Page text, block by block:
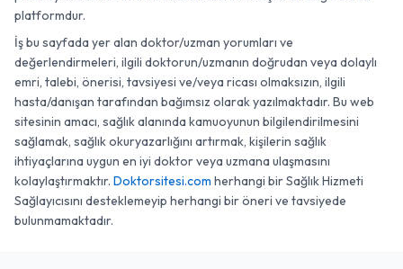
platformdur.
İş bu sayfada yer alan doktor/uzman yorumları ve
değerlendirmeleri, ilgili doktorun/uzmanın doğrudan veya dolaylı
emri, talebi, önerisi, tavsiyesi ve/veya ricası olmaksızın, ilgili
hasta/danışan tarafından bağımsız olarak yazılmaktadır. Bu web
sitesinin amacı, sağlık alanında kamuoyunun bilgilendirilmesini
sağlamak, sağlık okuryazarlığını artırmak, kişilerin sağlık
ihtiyaçlarına uygun en iyi doktor veya uzmana ulaşmasını
kolaylaştırmaktır. Doktorsitesi.com herhangi bir Sağlık Hizmeti
Sağlayıcısını desteklemeyip herhangi bir öneri ve tavsiyede
bulunmamaktadır.